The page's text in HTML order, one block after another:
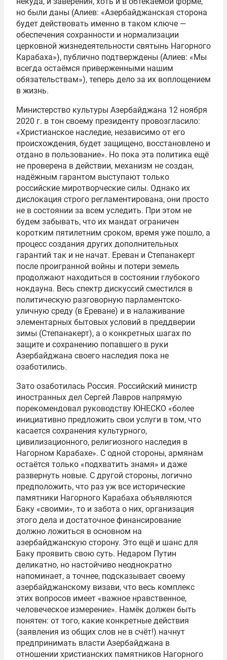
но были даны (Алиев: «Азербайджанская сторона
будет действовать именно в таком ключе —
обеспечения сохранности и нормализации
церковной жизнедеятельности святынь Нагорного
Карабаха»), публично подтверждены (Алиев: «Мы
всегда остаёмся приверженными нашим
обязательствам»), теперь дело за их воплощением
в жизнь.
Министерство культуры Азербайджана 12 ноября
2020 г. в тон своему президенту провозгласило:
«Христианское наследие, независимо от его
происхождения, будет защищено, восстановлено и
отдано в пользование». Но пока эта политика ещё
не проверена в действии, механизм не создан,
надёжным гарантом выступают только
российские миротворческие силы. Однако их
дислокация строго регламентирована, они просто
не в состоянии за всем уследить. При этом не
будем забывать, что их мандат ограничен
коротким пятилетним сроком, время уже пошло, а
процесс создания других дополнительных
гарантий так и не начат. Ереван и Степанакерт
после проигранной войны и потери земель
продолжают находиться в состоянии глубокого
нокдауна. Весь спектр дискуссий сместился в
политическую разговорную парламентско-
уличную среду (в Ереване) и в налаживание
элементарных бытовых условий в преддверии
зимы (Степанакерт), а о конкретных шагах по
защите и сохранению попавшего в руки
Азербайджана своего наследия пока не
озаботились.
Зато озаботилась Россия. Российский министр
иностранных дел Сергей Лавров напрямую
порекомендовал руководству ЮНЕСКО «более
инициативно предложить свои услуги в том, что
касается сохранения культурного,
цивилизационного, религиозного наследия в
Нагорном Карабахе». С одной стороны, армянам
остаётся только «подхватить знамя» и даже
развернуть новые. С другой стороны, логично
предположить, что раз уж все исторические
памятники Нагорного Карабаха объявляются
Баку «своими», то и забота о них, организация
этого дела и достаточное финансирование
должно ложиться в основном на
азербайджанскую сторону. Это ещё и шанс для
Баку проявить свою суть. Недаром Путин
деликатно, но настойчиво неоднократно
напоминает, а точнее, подсказывает своему
азербайджанскому визави, что весь комплекс
этих вопросов имеет «важное нравственное,
человеческое измерение». Намёк должен быть
понятен: от того, какие конкретные действия
(заявления из общих слов не в счёт!) начнут
предпринимать власти Азербайджана в
отношении христианских памятников Нагорного